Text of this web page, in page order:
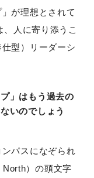
が理想とされて
人に寄り添うこ
型）リーダーシ
」はもう過去の
いのでしょう
パスになぞられ
）の頭文字